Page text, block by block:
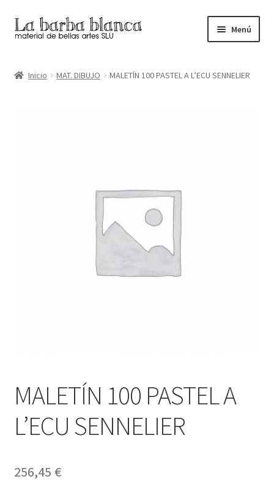
Ir
a
navegación
Ir
al
Menú
Inicio MAT. DIBUJO MALETÍN 100 PASTEL A L’ECU SENNELIER
MALETÍN 100 PASTEL A
L’ECU SENNELIER
256,45 €